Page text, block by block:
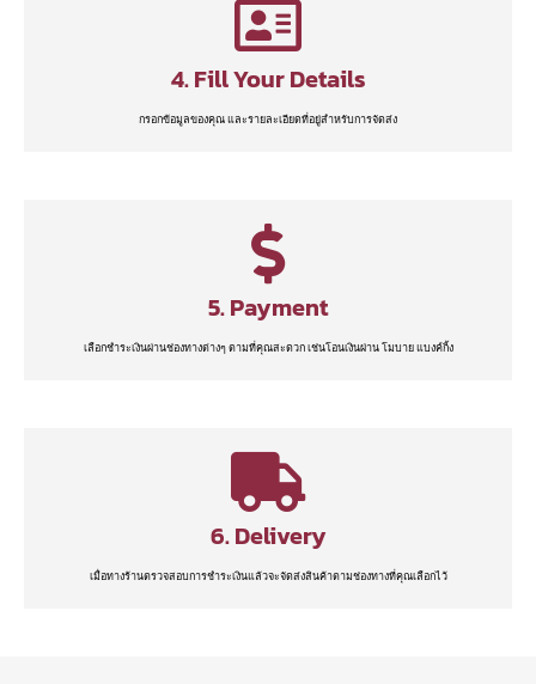
4. Fill Your Details
กรอกข้อมูลของคุณ และรายละเอียดที่อยู่สำหรับการจัดส่ง
5. Payment
เลือกชำระเงินผ่านช่องทางต่างๆ ตามที่คุณสะดวก เช่นโอนเงินผ่าน โมบาย แบงค์กิ้ง
6. Delivery
เมื่อทางร้านตรวจสอบการชำระเงินแล้วจะจัดส่งสินค้าตามช่องทางที่คุณเลือกไว้